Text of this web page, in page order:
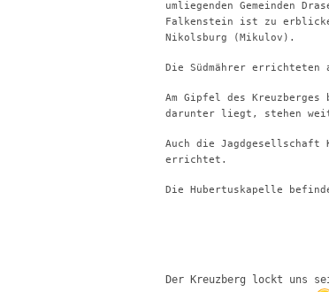
umliegenden Gemeinden
Falkenstein ist zu
Nikolsburg (Mikulov).
Die Südmährer errichteten
Am Gipfel des
darunter liegt, stehen
Auch die Jagdgesellschaft
errichtet.
Die Hubertuskapelle
Der Kreuzberg lockt uns